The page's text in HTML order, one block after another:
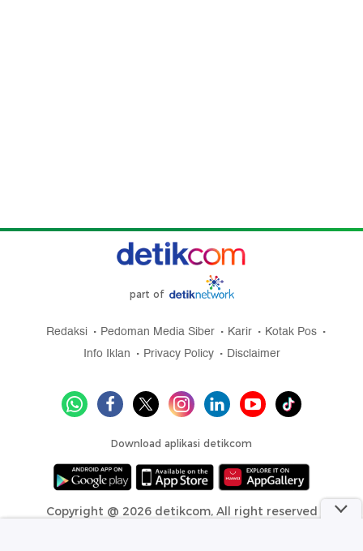
part of
Redaksi Pedoman Media Siber Karir
Kotak Pos
Info Iklan
Privacy Policy Disclaimer
Download aplikasi detikcom
Copyright @ 2026 detikcom, All right reserved